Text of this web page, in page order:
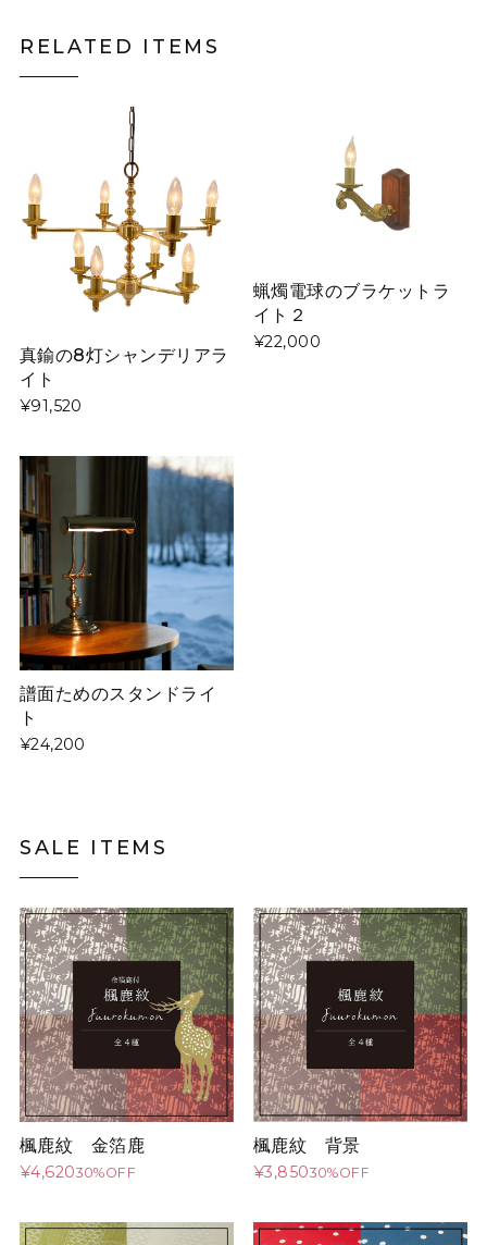
RELATED ITEMS
真鍮の8灯シャンデリアラ
イト
¥91,520
蝋燭電球のブラケットラ
イト２
¥22,000
譜面ためのスタンドライ
ト
¥24,200
SALE ITEMS
楓鹿紋 金箔鹿
¥4,62030%OFF
楓鹿紋 背景
¥3,85030%OFF